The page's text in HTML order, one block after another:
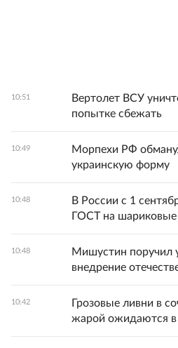
10:51
Вертолет ВСУ
попытке сбежать
10:49
Морпехи РФ
украинскую форму
10:48
В России с 1
ГОСТ на шариковые
10:48
Мишустин поручил
внедрение
10:42
Грозовые ливни в
жарой ожидаются в